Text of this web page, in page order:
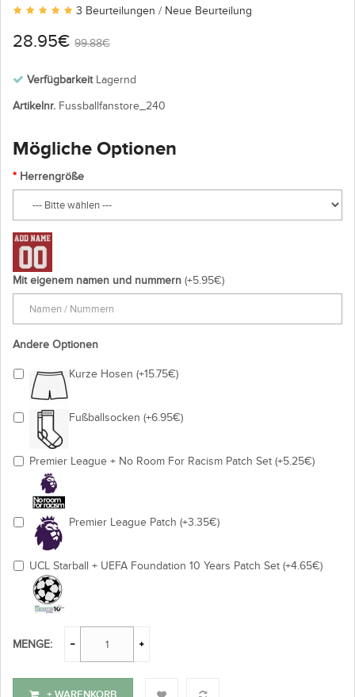
3 Beurteilungen / Neue Beurteilung
28.95€ 99.88€
VerfügbarkeitLagernd
Artikelnr. Fussballfanstore_240
Mögliche Optionen
Herrengröße
Mit eigenem namen und nummern (+5.95€)
Andere Optionen
Kurze Hosen (+15.75€)
Fußballsocken (+6.95€)
Premier League + No Room For Racism Patch Set (+5.25€)
Premier League Patch (+3.35€)
UCL Starball + UEFA Foundation 10 Years Patch Set (+4.65€)
MENGE: